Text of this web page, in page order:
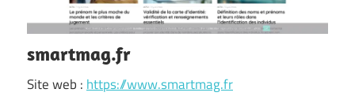
smartmag.fr
Site web : https://www.smartmag.fr